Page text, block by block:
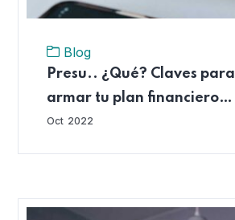
Blog
Presu.. ¿Qué? Claves para
armar tu plan financiero
personal
Oct 2022